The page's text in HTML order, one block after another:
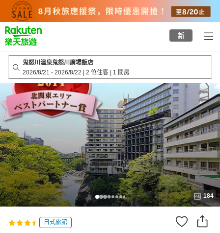
top
page
新
鬼怒川溫泉鬼怒川廣場飯店
2026/8/21 - 2026/8/22 | 2 位住客 | 1 間房
184
日式旅館